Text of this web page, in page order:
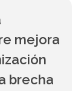
mejora
brecha